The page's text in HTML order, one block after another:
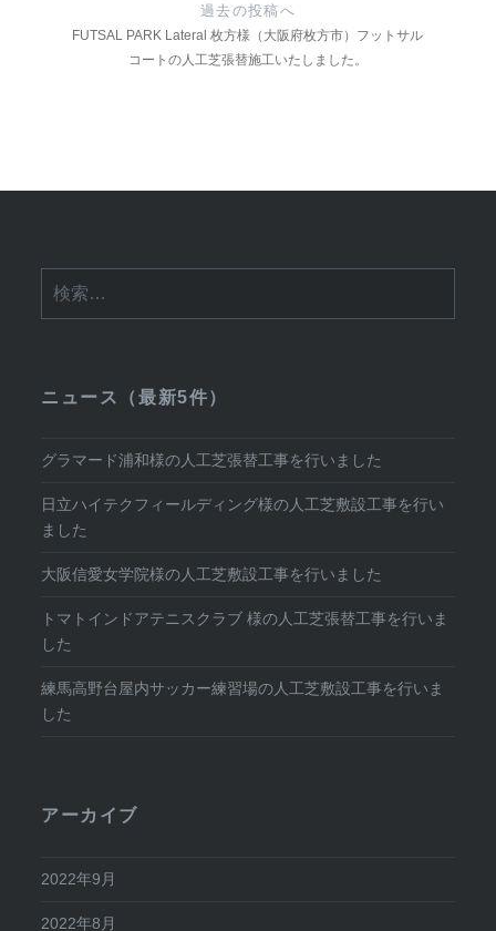
シ
過去の投稿へ
FUTSAL PARK Lateral 枚方様（大阪府枚方市）フットサル
コートの人工芝張替施工いたしました。
索:
ニュース（最新5件）
グラマード浦和様の人工芝張替工事を行いました
日立ハイテクフィールディング様の人工芝敷設工事を行い
ました
大阪信愛女学院様の人工芝敷設工事を行いました
トマトインドアテニスクラブ 様の人工芝張替工事を行いま
した
練馬高野台屋内サッカー練習場の人工芝敷設工事を行いま
した
アーカイブ
2022年9月
2022年8月